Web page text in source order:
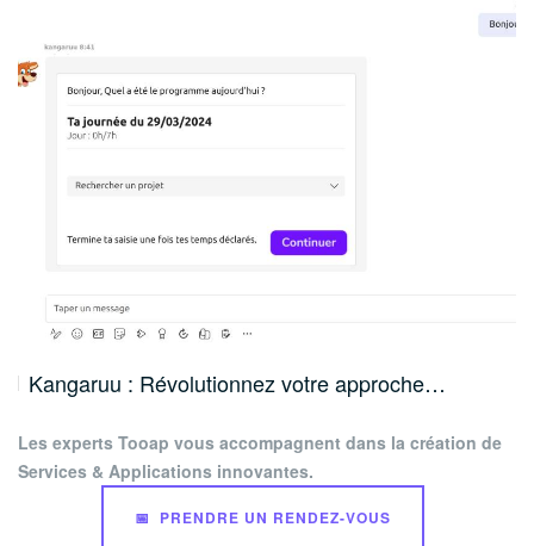
Kangaruu : Révolutionnez votre approche…
Les experts Tooap vous accompagnent dans la création de
Services & Applications innovantes.
📅 PRENDRE UN RENDEZ-VOUS